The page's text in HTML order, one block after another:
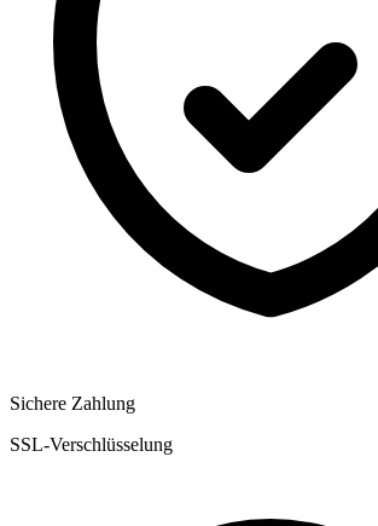
Sichere Zahlung
SSL-Verschlüsselung